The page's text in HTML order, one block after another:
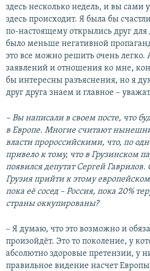
здесь несколько недель, и вы сами
здесь происходит. Я была бы
по-настоящему открылись друг для
было меньше негативной
это все можно решить очень легко.
заявлений и отношения ко мне,
бы интересны разъяснения, но я
друг друга знаем и главное –
– Вы написали в своем посте, что
в Европе. Многие считают
власти пророссийскими, что, по
привело к тому, что в Грузинском
появился депутат Сергей
Грузия прийти к этому
пока её сосед – Россия, пока 20%
страны оккупированы?
– Я думаю, что это возможно и
произойдёт. Это то поколение, у
абсолютно здоровые претензии, у
правильное видение насчет